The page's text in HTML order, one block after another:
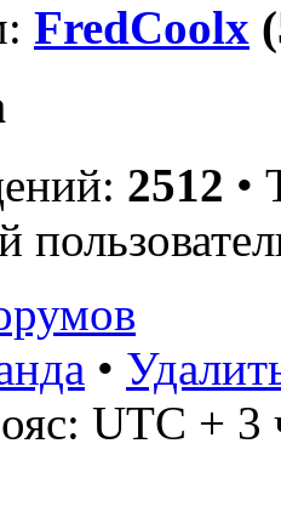
FredCoolx
2512 •
•
UTC + 3